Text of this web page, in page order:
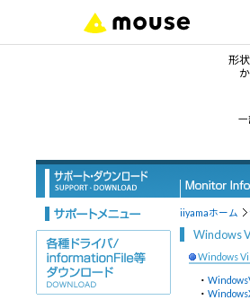
形
一
iiyamaホーム
Windows
Windows
・
・